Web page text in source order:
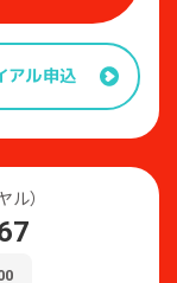
アル申込
）